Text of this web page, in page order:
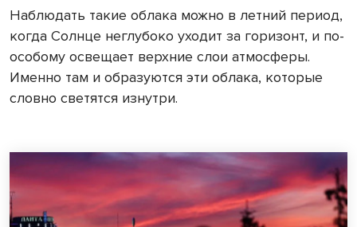
Наблюдать такие облака можно в летний период,
когда Солнце неглубоко уходит за горизонт, и по-
особому освещает верхние слои атмосферы.
Именно там и образуются эти облака, которые
словно светятся изнутри.